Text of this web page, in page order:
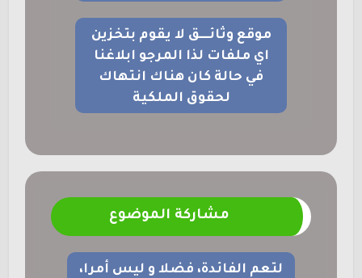
موقع وثائــــق لا يقوم بتخزين
اي ملفات لذا المرجو ابلاغنا
في حالة كان هناك انتهاك
لحقوق الملكية
مشاركة الموضوع
لتعم الفائدة، فضلا و ليس أمرا،